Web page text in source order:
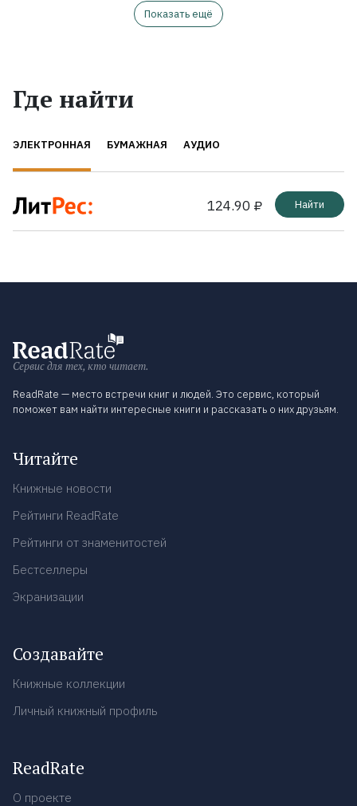
Показать ещё
Где найти
ЭЛЕКТРОННАЯ БУМАЖНАЯ АУДИО
124.90 ₽ Найти
Сервис для тех, кто читает.
ReadRate — место встречи книг и людей. Это сервис, который
поможет вам найти интересные книги и рассказать о них друзьям.
Читайте
Книжные новости
Рейтинги ReadRate
Рейтинги от знаменитостей
Бестселлеры
Экранизации
Создавайте
Книжные коллекции
Личный книжный профиль
ReadRate
О проекте